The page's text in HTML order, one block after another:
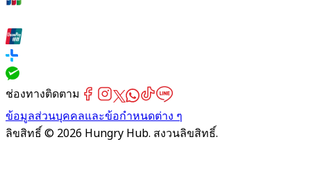
ช่องทางติดตาม
ข้อมูลส่วนบุคคลและข้อกำหนดต่าง ๆ
ลิขสิทธิ์ © 2026 Hungry Hub. สงวนลิขสิทธิ์.